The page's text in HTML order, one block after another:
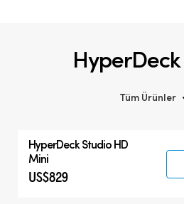
Tüm Ürünler
Hyperdeck
HyperDeck Studio HD
Mini
US$829